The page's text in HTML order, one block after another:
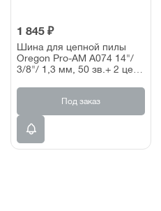
1 845 ₽
Шина для цепной пилы
Oregon Pro-AM A074 14"/
3/8"/ 1,3 мм, 50 зв.+ 2 цепи
Под заказ